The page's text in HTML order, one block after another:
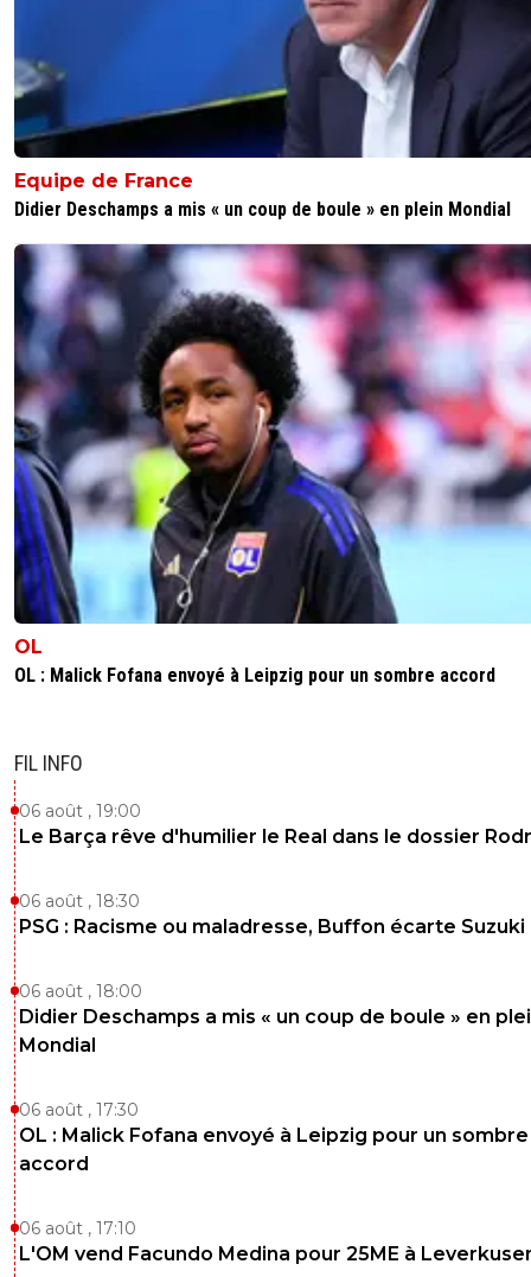
Equipe de France
Didier Deschamps a mis « un coup de boule » en plein Mondial
OL
OL : Malick Fofana envoyé à Leipzig pour un sombre accord
FIL INFO
06 août , 19:00
Le Barça rêve d'humilier le Real dans le dossier
06 août , 18:30
PSG : Racisme ou maladresse, Buffon écarte Suzuki
06 août , 18:00
Didier Deschamps a mis « un coup de boule » en
Mondial
06 août , 17:30
OL : Malick Fofana envoyé à Leipzig pour un sombre
accord
06 août , 17:10
L'OM vend Facundo Medina pour 25ME à